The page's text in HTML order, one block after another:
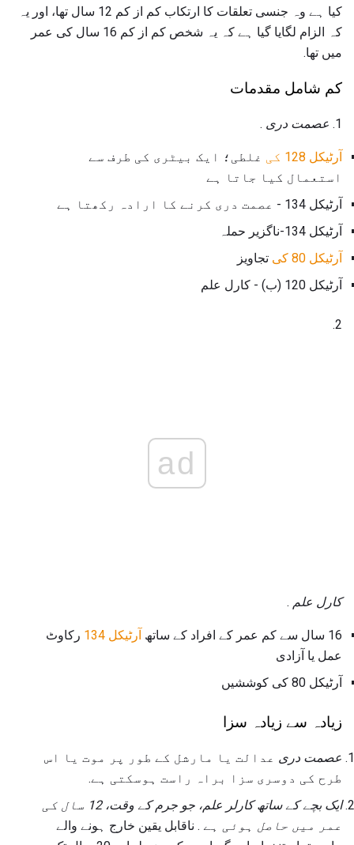
کیا ہے وہ جنسی تعلقات کا ارتکاب کم از کم 12 سال تھا، اور یہ
کہ الزام لگایا گیا ہے کہ یہ شخص کم از کم 16 سال کی عمر
میں تھا.
کم شامل مقدمات
1. عصمت دری .
آرٹیکل 128 کی
غلطی؛ ایک بیٹری کی طرف سے
استعمال کیا جاتا ہے
آرٹیکل 134 - عصمت دری کرنے کا ارادہ رکھتا ہے
آرٹیکل 134-ناگزیر حملہ
آرٹیکل 80 کی
تجاویز
آرٹیکل 120 (ب) - کارل علم
2.
ad
کارل علم .
16 سال سے کم عمر کے افراد کے ساتھ آرٹیکل 134
رکاوٹ
عمل یا آزادی
آرٹیکل 80 کی کوششیں
زیادہ سے زیادہ سزا
عصمت دری عدالت یا مارشل کے طور پر موت یا اس
طرح کی دوسری سزا براہ راست ہوسکتی ہے.
ایک بچے کے ساتھ کارلر علم، جو جرم کے وقت، 12 سال کی
عمر میں حاصل ہوئی ہے . ناقابل یقین خارج ہونے والے